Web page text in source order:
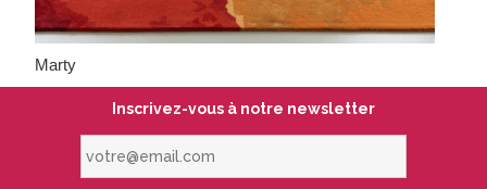
Marty
Inscrivez-vous à notre newsletter